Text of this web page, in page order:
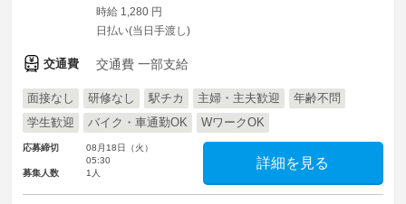
時給 1,280 円
日払い(当日手渡し)
交通費 交通費 一部支給
面接なし 研修なし 駅チカ 主婦・主夫歓迎
年齢不問
学生歓迎
バイク・車通勤OK WワークOK
応募締切
08月18日（火）
05:30
募集人数
1人
詳細を見る